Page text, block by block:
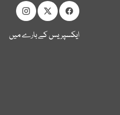
ایکسپریس کے بارے میں